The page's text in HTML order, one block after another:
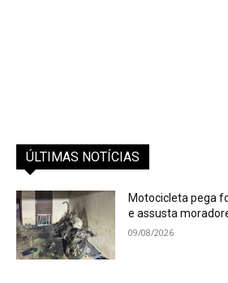
ÚLTIMAS NOTÍCIAS
Motocicleta pega
e assusta
09/08/2026